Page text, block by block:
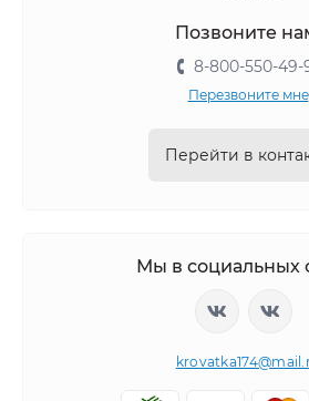
Позвоните
8-800-550-49-
Перезвоните мне
Перейти в
Мы в социальных